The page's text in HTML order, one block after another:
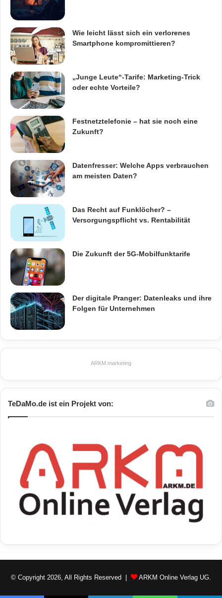
Wie leicht lässt sich ein verlorenes
Smartphone kompromittieren?
„Junge Leute“-Tarife: Marketing-Trick
oder echte Vorteile?
Festnetztelefonie – hat sie noch eine
Zukunft?
Datenfresser: Welche Apps verbrauchen
am meisten Daten?
Das Recht auf Funklöcher? –
Versorgungspflicht vs. Rentabilität
Die Zukunft der 5G-Mobilfunktarife
Der digitale Pranger: Datenleaks und ihre
Folgen für Unternehmen
ARKM.marketing
TeDaMo.de ist ein Projekt von:
© Copyright 2026, All Rights Reserved | ARKM Online Verlag UG.